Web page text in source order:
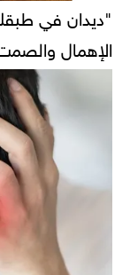
"ديدان في
الإهمال